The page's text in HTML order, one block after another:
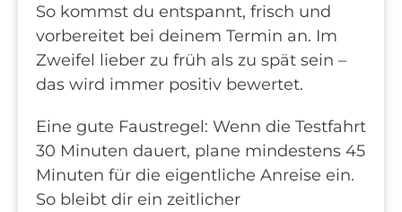
So kommst du entspannt, frisch und
vorbereitet bei deinem Termin an. Im
Zweifel lieber zu früh als zu spät sein –
das wird immer positiv bewertet.
Eine gute Faustregel: Wenn die Testfahrt
30 Minuten dauert, plane mindestens 45
Minuten für die eigentliche Anreise ein.
So bleibt dir ein zeitlicher